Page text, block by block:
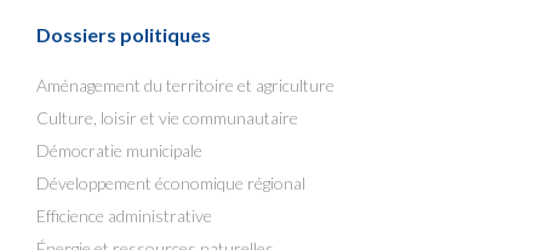
Dossiers politiques
Aménagement du territoire et agriculture
Culture, loisir et vie communautaire
Démocratie municipale
Développement économique régional
Efficience administrative